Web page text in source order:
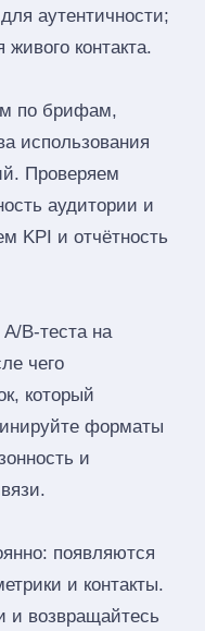
аутентичности;
контакта.
по брифам,
использования
Проверяем
аудитории и
KPI и отчётность
B‑теста на
чего
который
форматы
и
появляются
и контакты.
и возвращайтесь